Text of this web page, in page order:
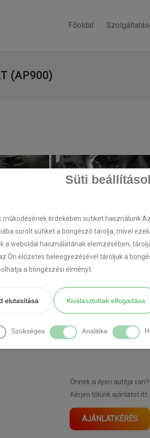
Süti
érdekében sütiket
sorolt sütiket a böngésző tárolja, mivel
a weboldal használatának elemzésében,
Ön előzetes beleegyezésével tároljuk a
a böngészési élményt.
elutasítása Kiválasztottak elfogadása
Szükséges Analitika
Főoldal
(AP900)
[DIAVETÍTÉS INDÍTÁSA]
Önnek is ilyen autója van?
Kérjen tőlünk ajánlatot itt:
AJÁNLATKÉRÉS